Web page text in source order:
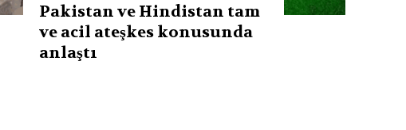
Pakistan ve Hindistan tam
ve acil ateşkes konusunda
anlaştı